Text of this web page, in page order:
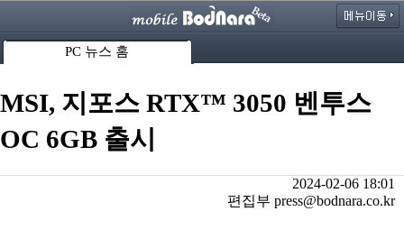
PC 뉴스 홈
MSI, 지포스 RTX™ 3050 벤투스
OC 6GB 출시
2024-02-06 18:01
편집부 press@bodnara.co.kr